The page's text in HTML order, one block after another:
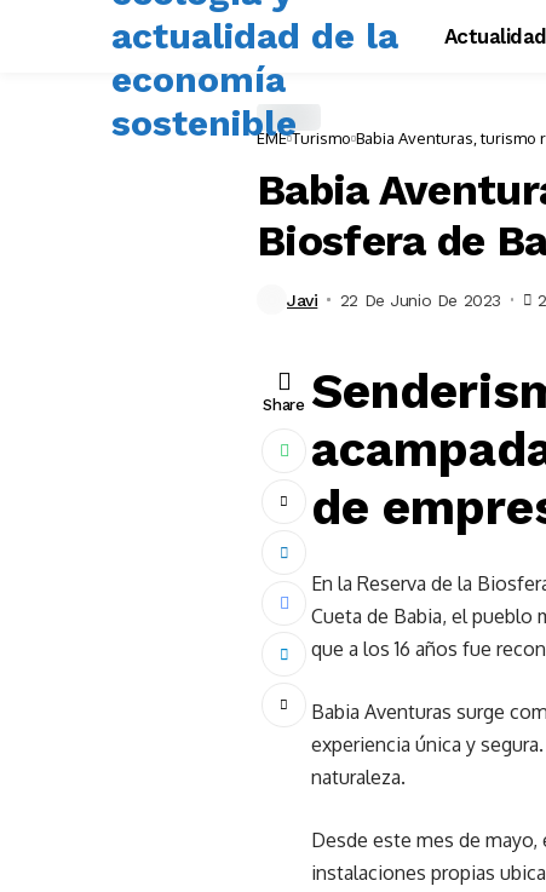
Actualidad
EME Turismo Babia Aventuras, turismo
Babia
Biosfera de
Javi 22 De Junio De 2023
Share
de
En la Reserva de la
Cueta de Babia, el pueblo
que a los 16 años fue
Babia Aventuras surge
experiencia única y
naturaleza.
Desde este mes de
instalaciones propias